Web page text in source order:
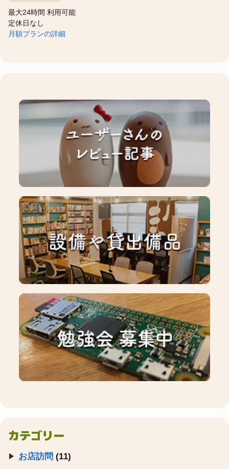
最大24時間 利用可能
定休日なし
月額プランの詳細
カテゴリー
お店訪問 (11)